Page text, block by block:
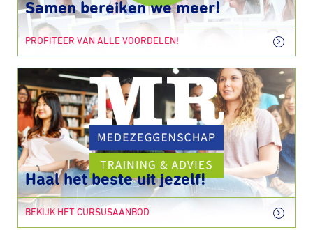
Samen bereiken we meer!
PROFITEER VAN ALLE VOORDELEN!
Haal het beste uit jezelf!
BEKIJK HET CURSUSAANBOD